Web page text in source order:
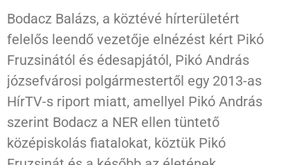
Bodacz Balázs, a köztévé hírterületért
felelős leendő vezetője elnézést kért Pikó
Fruzsinától és édesapjától, Pikó András
józsefvárosi polgármestertől egy 2013-as
HírTV-s riport miatt, amellyel Pikó András
szerint Bodacz a NER ellen tüntető
középiskolás fiatalokat, köztük Pikó